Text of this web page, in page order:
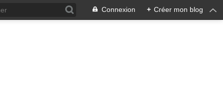
Connexion + Créer mon blog